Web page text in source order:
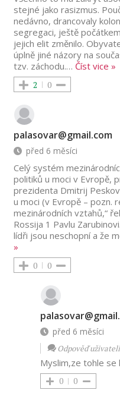
stejné jako rasizmus.
nedávno, drancovaly
segregaci, ještě
jejich elit změnilo.
úplně jiné názory na
tzv. záchodu.… Číst vice »
2 0
palasovar@gmail.com
před 6 měsíci
Celý systém
politiků u moci v Evropě,
prezidenta Dmitrij
u moci (v Evropě – pozn.
mezinárodních vztahů,“
Rossija 1 Pavlu
lídři jsou neschopní a že
»
0 0
před 6 měsíci
Odpověď uživateli
Myslim,ze tohle se
0 0